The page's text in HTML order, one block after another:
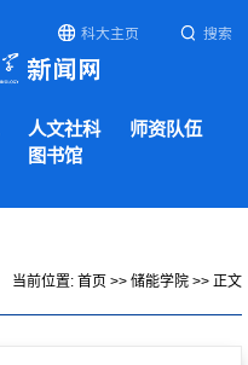
科大主页 搜索
人文社科
师资队伍
图书馆
当前位置: 首页 >> 储能学院 >> 正文